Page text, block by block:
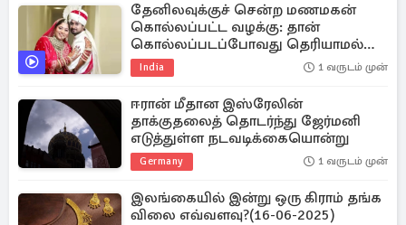
தேனிலவுக்குச் சென்ற மணமகன்
கொல்லப்பட்ட வழக்கு: தான்
கொல்லப்படப்போவது தெரியாமல்
நடந்து செல்லும் காட்சி
India 1 வருடம் முன்
ஈரான் மீதான இஸ்ரேலின்
தாக்குதலைத் தொடர்ந்து ஜேர்மனி
எடுத்துள்ள நடவடிக்கையொன்று
Germany 1 வருடம் முன்
இலங்கையில் இன்று ஒரு கிராம் தங்க
விலை எவ்வளவு?(16-06-2025)